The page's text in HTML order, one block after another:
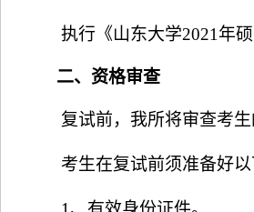
执行《山东大学2021 年
二、资格审查
复试前，我所将审查考
考生在复试前须准备好以